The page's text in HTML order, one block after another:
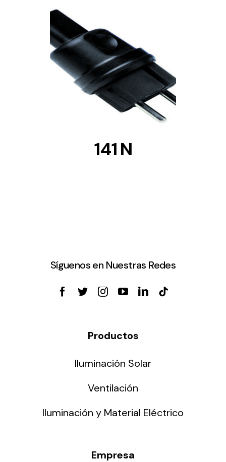
DETAILS
141 N
Síguenos en Nuestras Redes
Productos
Iluminación Solar
Ventilación
Iluminación y Material Eléctrico
Empresa